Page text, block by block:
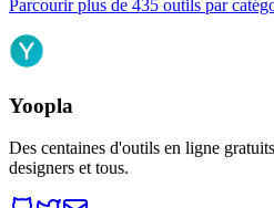
Parcourir plus de 435 outils par
Yoopla
Des centaines d'outils en ligne
designers et tous.